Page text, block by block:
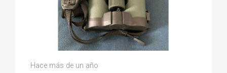
Garcia G.
Hace más de un año